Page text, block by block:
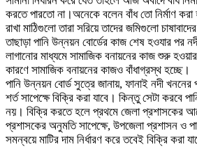
করতে পারতো না।অনেকে বলেন বাঁধ তো নির্মাণ করা
রাখা মাঠিগুলো তারা সরিয়ে তাদের জমিগুলো
তাছাড়া পানি উন্নয়ন বোর্ডের কাজ শেষ হওযার পর
লাগানোর মাধ্যমে সামাজিক বনায়নের কাজ শুরু
কারণে সামাজিক বনায়নের কাজও বাঁধাগ্রস্থ হচ্ছে।
পানি উন্নয়ন বোর্ড সুত্রে জানায়, ফানাই নদী
শর্ত সাপেক্ষে বিক্রি করা যাবে। কিন্তু সেটা করবে
নয়। বিক্রি করতে হলে প্রথমে জেলা প্রশাসকের
প্রশাসকের অনুমতি সাপেক্ষে, উপজেলা প্রশাসন ও
সমন্বয়ে মাটির দাম নির্ধারণ করে তবেই বিক্রি করা